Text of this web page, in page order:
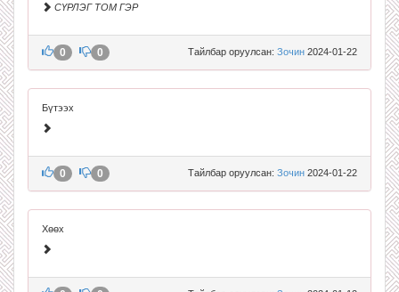
СҮРЛЭГ ТОМ ГЭР
Тайлбар оруулсан: Зочин 2024-01-22
0 0
Бүтээх
Тайлбар оруулсан: Зочин 2024-01-22
0 0
Хөөх